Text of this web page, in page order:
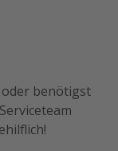
benötigst